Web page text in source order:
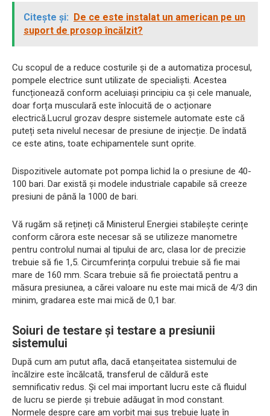
Citește și: De ce este instalat un american pe un
suport de prosop încălzit?
Cu scopul de a reduce costurile și de a automatiza procesul,
pompele electrice sunt utilizate de specialiști. Acestea
funcționează conform aceluiași principiu ca și cele manuale,
doar forța musculară este înlocuită de o acționare
electrică.Lucrul grozav despre sistemele automate este că
puteți seta nivelul necesar de presiune de injecție. De îndată
ce este atins, toate echipamentele sunt oprite.
Dispozitivele automate pot pompa lichid la o presiune de 40-
100 bari. Dar există și modele industriale capabile să creeze
presiuni de până la 1000 de bari.
Vă rugăm să rețineți că Ministerul Energiei stabilește cerințe
conform cărora este necesar să se utilizeze manometre
pentru controlul numai al tipului de arc, clasa lor de precizie
trebuie să fie 1,5. Circumferința corpului trebuie să fie mai
mare de 160 mm. Scara trebuie să fie proiectată pentru a
măsura presiunea, a cărei valoare nu este mai mică de 4/3 din
minim, gradarea este mai mică de 0,1 bar.
Soiuri de testare și testare a presiunii
sistemului
După cum am putut afla, dacă etanșeitatea sistemului de
încălzire este încălcată, transferul de căldură este
semnificativ redus. Și cel mai important lucru este că fluidul
de lucru se pierde și trebuie adăugat în mod constant.
Normele despre care am vorbit mai sus trebuie luate în